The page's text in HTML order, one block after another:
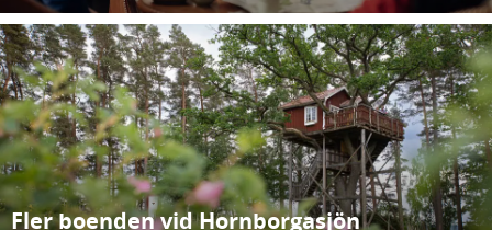
Fler boenden vid Hornborgasjön